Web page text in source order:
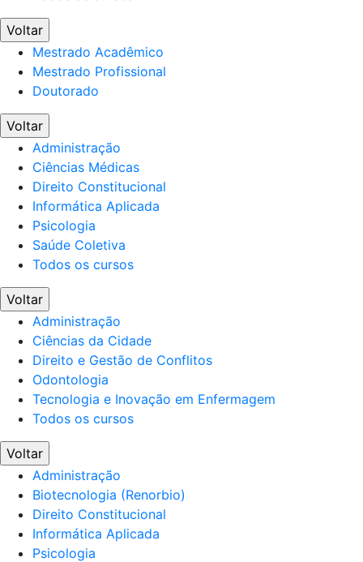
Voltar
Mestrado Acadêmico
Mestrado Profissional
Doutorado
Voltar
Administração
Ciências Médicas
Direito Constitucional
Informática Aplicada
Psicologia
Saúde Coletiva
Todos os cursos
Voltar
Administração
Ciências da Cidade
Direito e Gestão de Conflitos
Odontologia
Tecnologia e Inovação em Enfermagem
Todos os cursos
Voltar
Administração
Biotecnologia (Renorbio)
Direito Constitucional
Informática Aplicada
Psicologia